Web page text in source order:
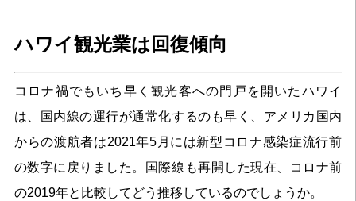
ハワイ観光業は回復傾向
コロナ禍でもいち早く観光客への門戸を開いたハワイ
は、国内線の運行が通常化するのも早く、アメリカ国内
からの渡航者は2021年5月には新型コロナ感染症流行前
の数字に戻りました。国際線も再開した現在、コロナ前
の2019年と比較してどう推移しているのでしょうか。